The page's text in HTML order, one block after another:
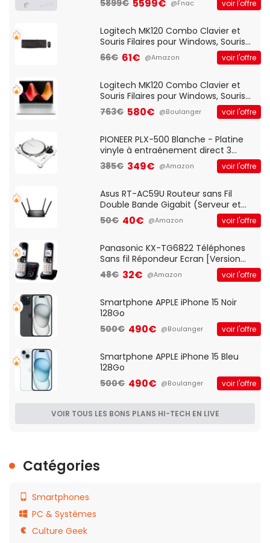
5899€ 5599€ @Fnac voir l'offre
Logitech MK120 Combo Clavier et
Souris Filaires pour Windows, Souris
Optique Filaire, Connexion USB Plug
And Play, Confortable, Taille
QWERTY UK - Noir
66€ 61€ @Amazon voir l'offre
Logitech MK120 Combo Clavier et
Souris Filaires pour Windows, Souris
Optique Filaire, Connexion USB Plug
And Play, Confortable, Taille
QWERTY UK - Noir
763€ 580€ @Boulanger voir l'offre
PIONEER PLX-500 Blanche - Platine
vinyle à entraénement direct 3
vitesses (33-45-78 trs/min) avec
pre-ampli intégré et port USB
385€ 349€ @Amazon voir l'offre
Asus RT-AC59U Routeur sans Fil
Double Bande Gigabit (Serveur et
Client VPN, Triple Vlan, Mode Point
d'accès et Bridge, contrôle Parental,
50€ 40€ @Amazon voir l'offre
Panasonic KX-TG6822 Téléphones
Sans fil Répondeur Ecran [Version
Française]
48€ 32€ @Amazon voir l'offre
Smartphone APPLE iPhone 15 Noir
128Go
500€ 490€ @Boulanger voir l'offre
Smartphone APPLE iPhone 15 Bleu
128Go
500€ 490€ @Boulanger voir l'offre
VOIR TOUS LES BONS PLANS HI-TECH EN LIVE
Catégories
Smartphones
PC & Systèmes
Culture Geek